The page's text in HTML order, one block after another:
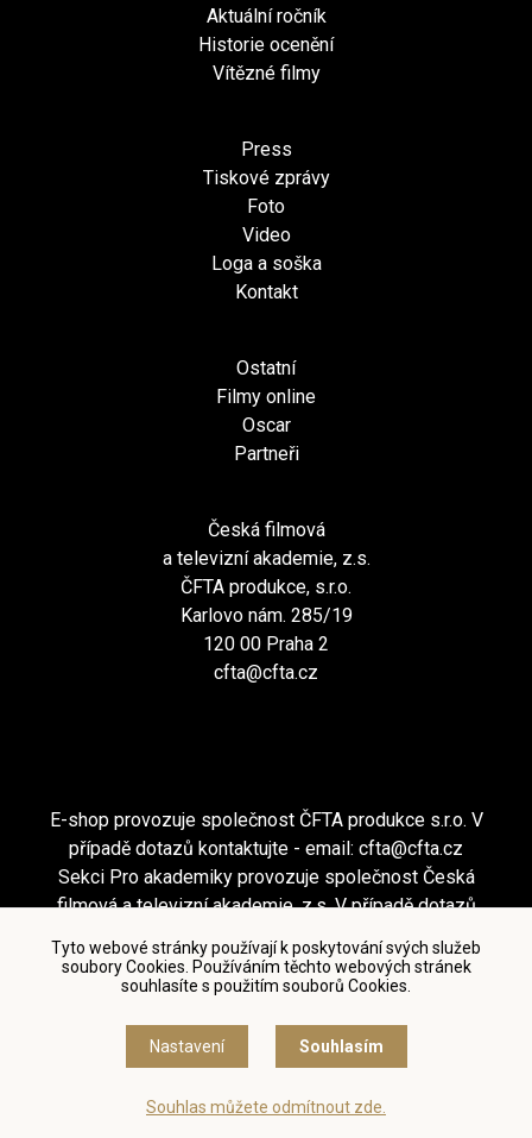
Tyto webové stránky používají k poskytování svých služeb
soubory Cookies. Používáním těchto webových stránek
souhlasíte s použitím souborů Cookies.
Nastavení Souhlasím
Souhlas můžete odmítnout zde.
Aktuální ročník
Historie ocenění
Vítězné filmy
Press
Tiskové zprávy
Foto
Video
Loga a soška
Kontakt
Ostatní
Filmy online
Oscar
Partneři
Česká filmová
a televizní akademie, z.s.
ČFTA produkce, s.r.o.
Karlovo nám. 285/19
120 00 Praha 2
cfta@cfta.cz
E-shop provozuje společnost ČFTA produkce s.r.o. V
případě dotazů kontaktujte - email: cfta@cfta.cz
Sekci Pro akademiky provozuje společnost Česká
filmová a televizní akademie, z.s. V případě dotazů
Podmínky užití a zásady ochrany osobních údajů